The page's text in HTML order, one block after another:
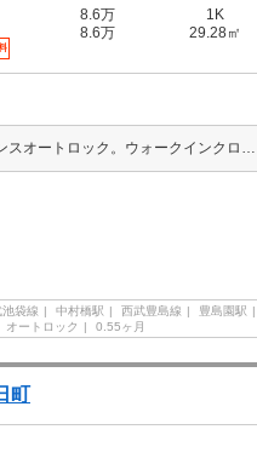
8.6万
8.6万
1K
29.28㎡
エレベーターあり。宅配ボックスあり。エントランスオートロック。ウォークインクローゼット付き。独立洗面化粧台付き。TVインターホン付き。浴室乾燥機付。ガスキッチン。SRC造。南向きで日当り良好。
袋線 中村橋駅 西武豊島線 豊島園駅
オートロック 0.55ヶ月
町